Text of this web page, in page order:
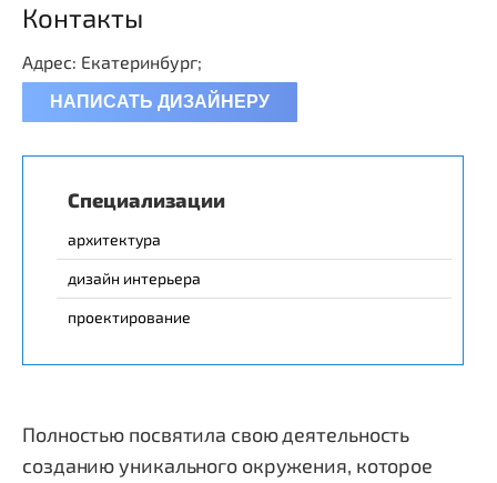
Контакты
Адрес: Екатеринбург;
НАПИСАТЬ ДИЗАЙНЕРУ
Специализации
архитектура
дизайн интерьера
проектирование
Полностью посвятила свою деятельность
созданию уникального окружения, которое